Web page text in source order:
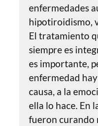
enfermedades
hipotiroidismo,
El tratamiento
siempre es
es importante,
enfermedad
causa, a la
ella lo hace. En
fueron curando